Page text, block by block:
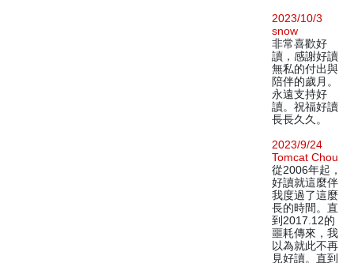
2023/10/3
snow
非常喜歡好
讀，感謝好讀
無私的付出與
陪伴的歲月。
永遠支持好
讀。祝福好讀
長長久久。
2023/9/24
Tomcat Chou
從2006年起，
好讀就這麼伴
我度過了這麼
長的時間。直
到2017.12的
噩耗傳來，我
以為就此不再
見好讀。直到